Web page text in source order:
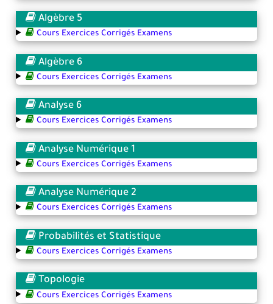
Algèbre 5
Cours Exercices Corrigés Examens
Algèbre 6
Cours Exercices Corrigés Examens
Analyse 6
Cours Exercices Corrigés Examens
Analyse Numérique 1
Cours Exercices Corrigés Examens
Analyse Numérique 2
Cours Exercices Corrigés Examens
Probabilités et Statistique
Cours Exercices Corrigés Examens
Topologie
Cours Exercices Corrigés Examens